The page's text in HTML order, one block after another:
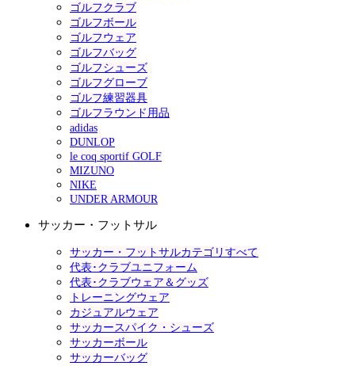
ゴルフクラブ
ゴルフボール
ゴルフウェア
ゴルフバッグ
ゴルフシューズ
ゴルフグローブ
ゴルフ練習器具
ゴルフラウンド用品
adidas
DUNLOP
le coq sportif GOLF
MIZUNO
NIKE
UNDER ARMOUR
サッカー・フットサル
サッカー・フットサルカテゴリすべて
代表･クラブユニフォーム
代表･クラブウェア＆グッズ
トレーニングウェア
カジュアルウェア
サッカースパイク・シューズ
サッカーボール
サッカーバッグ